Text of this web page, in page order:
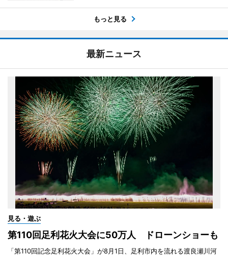
もっと見る
最新ニュース
見る・遊ぶ
第110回足利花火大会に50万人 ドローンショーも
「第110回記念足利花火大会」が8月1日、足利市内を流れる渡良瀬川河